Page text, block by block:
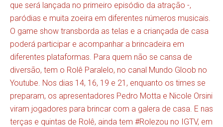
que será lançada no primeiro episódio da atração -,
paródias e muita zoeira em diferentes números musicais.
O game show transborda as telas e a criançada de casa
poderá participar e acompanhar a brincadeira em
diferentes plataformas. Para quem não se cansa de
diversão, tem o Rolê Paralelo, no canal Mundo Gloob no
Youtube. Nos dias 14, 16, 19 e 21, enquanto os times se
preparam, os apresentadores Pedro Motta e Nicole Orsini
viram jogadores para brincar com a galera de casa. E nas
terças e quintas de Rolê, ainda tem #Rolezou no IGTV, em